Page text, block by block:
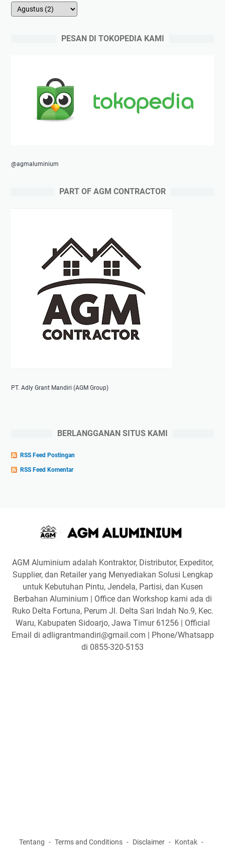
PESAN DI TOKOPEDIA KAMI
@agmaluminium
PART OF AGM CONTRACTOR
PT. Adly Grant Mandiri (AGM Group)
BERLANGGANAN SITUS KAMI
RSS Feed Postingan
RSS Feed Komentar
AGM Aluminium adalah Kontraktor, Distributor, Expeditor,
Supplier, dan Retailer yang Menyediakan Solusi Lengkap
untuk Kebutuhan Pintu, Jendela, Partisi, dan Kusen
Berbahan Aluminium | Office dan Workshop kami ada di
Ruko Delta Fortuna, Perum Jl. Delta Sari Indah No.9, Kec.
Waru, Kabupaten Sidoarjo, Jawa Timur 61256 | Official
Email di adligrantmandiri@gmail.com | Phone/Whatsapp
di 0855-320-5153
Tentang Terms and Conditions Disclaimer Kontak